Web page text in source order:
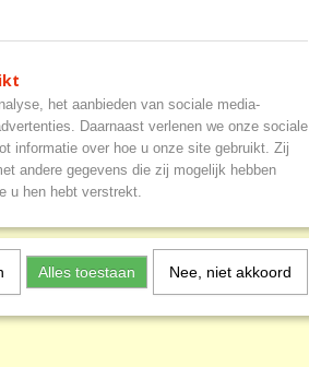
cm
het aanbieden van sociale media-
Daarnaast verlenen we onze sociale
informatie over hoe u onze site gebruikt. Zij
andere gegevens die zij mogelijk hebben
u hen hebt verstrekt.
Alles toestaan Nee, niet akkoord